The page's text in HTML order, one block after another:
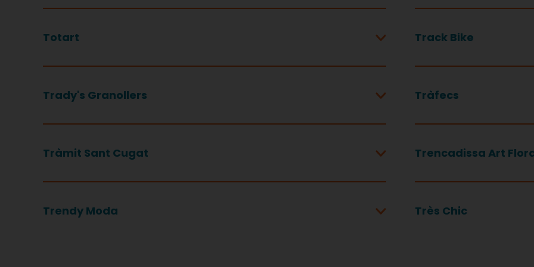
Totart Track Bike
Trady's Granollers Tràfecs
Tràmit Sant Cugat Trencadissa Art
Trendy Moda Très Chic